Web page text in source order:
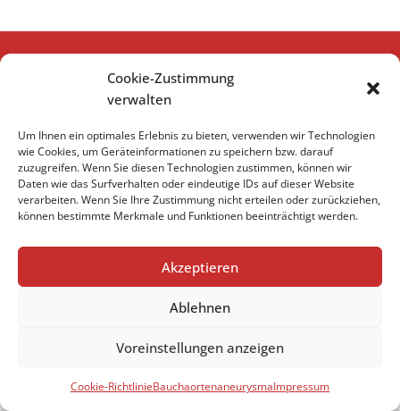
Cookie-Zustimmung
verwalten
Um Ihnen ein optimales Erlebnis zu bieten, verwenden wir Technologien
wie Cookies, um Geräteinformationen zu speichern bzw. darauf
zuzugreifen. Wenn Sie diesen Technologien zustimmen, können wir
Daten wie das Surfverhalten oder eindeutige IDs auf dieser Website
verarbeiten. Wenn Sie Ihre Zustimmung nicht erteilen oder zurückziehen,
können bestimmte Merkmale und Funktionen beeinträchtigt werden.
Akzeptieren
Ablehnen
Voreinstellungen anzeigen
Cookie-RichtlinieBauchaortenaneurysmaImpressum
Impressum
Datenschutzerklärung
Cookie-Richtlinie (EU)
Impressum
Datenschutzerklärung
Cookie-Richtlinie (EU)